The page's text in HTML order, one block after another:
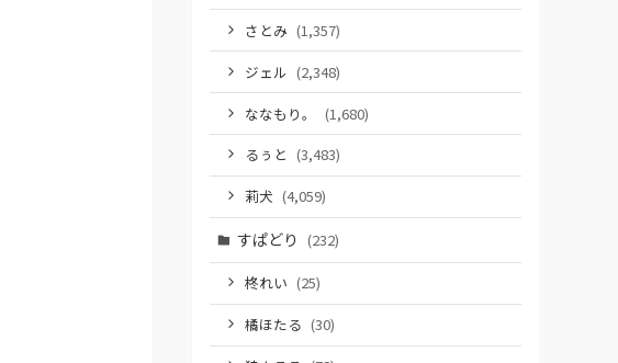
さとみ (1,357)
ジェル (2,348)
ななもり。
(1,680)
るぅと (3,483)
莉犬 (4,059)
すぱどり (232)
柊れい (25)
橘ほたる (30)